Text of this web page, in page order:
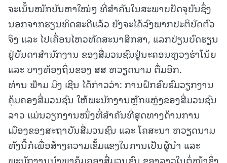
ຈະເນັ້ນໜັກບັນຫາໃໝ່ໆ ທີ່ສຳຄັນໃນສະພາບປັດຈຸບັນຊຶ່ງ
ນອກຈາກຮຽນທິດສະດີແລ້ວ ຍັງຈະໄດ້ລົງພາກປະຕິບັດຕົວ
ຈິງ ແລະ ໄປເຄື່ອນໄຫວທັດສະນາສຶກສາ, ແລກປ່ຽນບົດຮຽນ
ຢູ່ບັນດາສຳນັກງານ ຂອງສື່ມວນຊົນຢູ່ນະຄອນຫຼວງຮ່າໂນ້ຍ
ແລະ ບາງທ້ອງຖິ່ນຂອງ ສສ ຫວຽດນາມ ຕື່ມອີກ.
ທ່ານ ຟ້າມ ມິງ ເຊີນ ໄດ້ກ່າວວ່າ: ການຝຶກອົບຮົມວຽກງານ
ຄຸ້ມຄອງສື່ມວນຊົນ ໃຫ້ພະນັກງານຫຼັກແຫຼ່ງຂອງສື່ມວນຊົນ
ລາວ ແມ່ນວຽກງານໜຶ່ງທີ່ສຳຄັນທີ່ສຸດທາງດ້ານການ
ເມືອງຂອງສະຖາບັນສື່ມວນຊົນ ແລະ ໂຄສະນາ ຫວຽດນາມ
ທັງນີ້ກໍເພື່ອສ້າງຄວາມເຂັ້ມແຂງໃນການເປັນຜູ້ນຳ ແລະ
ພະນັກງານນຳພາຄຸ້ມຄອງສື່ມວນຊົນ ຂອງລາວໃນຕໍ່ໜ້າຊຶ່ງ